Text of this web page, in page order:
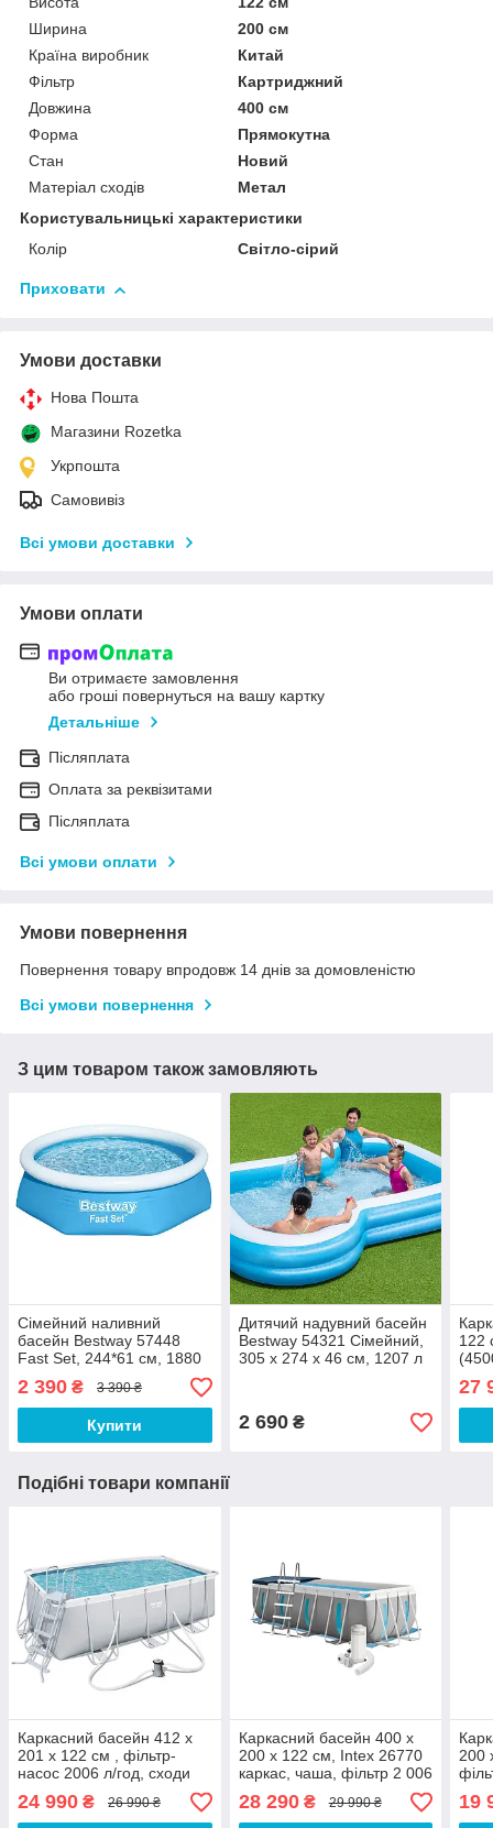
Ширина
200 см
Країна виробник
Китай
Фільтр
Картриджний
Довжина
400 см
Форма
Прямокутна
Стан
Новий
Матеріал сходів
Метал
Користувальницькі характеристики
Колір
Світло-сірий
Приховати
Умови доставки
Нова Пошта
Магазини Rozetka
Укрпошта
Самовивіз
Всі умови доставки
Умови оплати
Ви отримаєте замовлення
або гроші повернуться на вашу картку
Детальніше
Післяплата
Оплата за реквізитами
Післяплата
Всі умови оплати
Умови повернення
Повернення товару впродовж 14 днів за домовленістю
Всі умови повернення
З цим товаром також замовляють
Сімейний наливний
басейн Bestway 57448
Fast Set, 244*61 см, 1880
л
2 390 ₴ 3 390 ₴
Купити
Дитячий надувний басейн
Bestway 54321 Сімейний,
305 х 274 х 46 см, 1207 л
2 690₴
122
27
Подібні товари компанії
Каркасний басейн 412 x
201 x 122 см , фільтр-
насос 2006 л/год, сходи
24 990 ₴ 26 990 ₴
Каркасний басейн 400 x
200 x 122 см, Intex 26770
каркас, чаша, фільтр 2 006
підстилка
28 290₴ 29 990 ₴
200
19